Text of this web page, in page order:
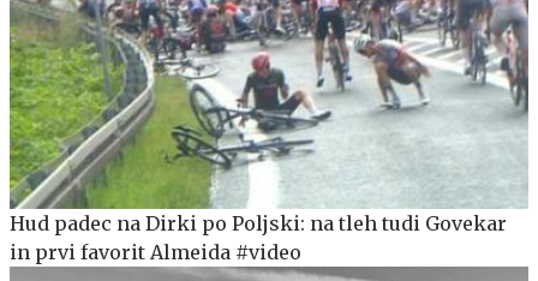
Hud padec na Dirki po Poljski: na tleh tudi Govekar
in prvi favorit Almeida #video